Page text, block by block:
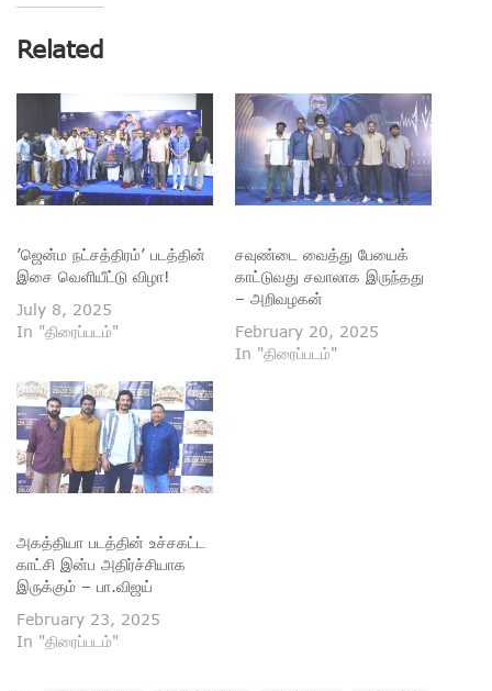
Related
’ஜென்ம நட்சத்திரம்’ படத்தின்
இசை வெளியீட்டு விழா!
July 8, 2025
In "திரைப்படம்"
சவுண்டை வைத்து பேயைக்
காட்டுவது சவாலாக இருந்தது
– அறிவழகன்
February 20, 2025
In "திரைப்படம்"
அகத்தியா படத்தின் உச்சகட்ட
காட்சி இன்ப அதிர்ச்சியாக
இருக்கும் – பா.விஜய்
February 23, 2025
In "திரைப்படம்"